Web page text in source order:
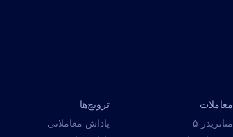
معاملات
متاتریدر ۵
ترویج‌ها
پاداش معاملاتی